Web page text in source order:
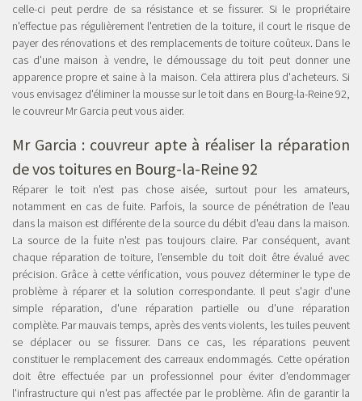
celle-ci peut perdre de sa résistance et se fissurer. Si le propriétaire
n'effectue pas régulièrement l'entretien de la toiture, il court le risque de
payer des rénovations et des remplacements de toiture coûteux. Dans le
cas d'une maison à vendre, le démoussage du toit peut donner une
apparence propre et saine à la maison. Cela attirera plus d'acheteurs. Si
vous envisagez d'éliminer la mousse sur le toit dans en Bourg-la-Reine 92,
le couvreur Mr Garcia peut vous aider.
Mr Garcia : couvreur apte à réaliser la réparation
de vos toitures en Bourg-la-Reine 92
Réparer le toit n'est pas chose aisée, surtout pour les amateurs,
notamment en cas de fuite. Parfois, la source de pénétration de l'eau
dans la maison est différente de la source du débit d'eau dans la maison.
La source de la fuite n'est pas toujours claire. Par conséquent, avant
chaque réparation de toiture, l'ensemble du toit doit être évalué avec
précision. Grâce à cette vérification, vous pouvez déterminer le type de
problème à réparer et la solution correspondante. Il peut s'agir d'une
simple réparation, d'une réparation partielle ou d'une réparation
complète. Par mauvais temps, après des vents violents, les tuiles peuvent
se déplacer ou se fissurer. Dans ce cas, les réparations peuvent
constituer le remplacement des carreaux endommagés. Cette opération
doit être effectuée par un professionnel pour éviter d'endommager
l'infrastructure qui n'est pas affectée par le problème. Afin de garantir la